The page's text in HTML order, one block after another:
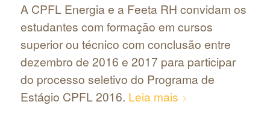
A CPFL Energia e a Feeta RH convidam os
estudantes com formação em cursos
superior ou técnico com conclusão entre
dezembro de 2016 e 2017 para participar
do processo seletivo do Programa de
Estágio CPFL 2016. Leia mais